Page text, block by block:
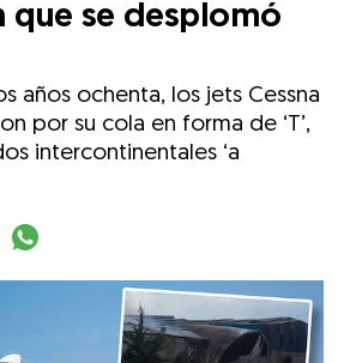
que se desplomó
años ochenta, los jets Cessna
por su cola en forma de ‘T’,
intercontinentales ‘a
actual mediante Email
actual mediante Facebook
el artículo actual mediante Twitter
el artículo actual mediante LinkedIn
Compartir el artículo actual mediante